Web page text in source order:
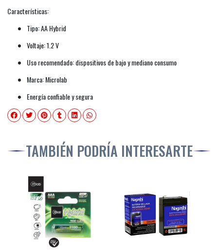
Características:
Tipo: AA Hybrid
Voltaje: 1.2 V
Uso recomendado: dispositivos de bajo y mediano consumo
Marca: Microlab
Energía confiable y segura
TAMBIÉN PODRÍA INTERESARTE